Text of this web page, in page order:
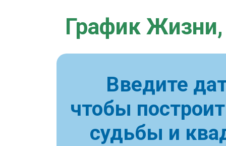
График Жизни,
Введите
чтобы
судьбы и